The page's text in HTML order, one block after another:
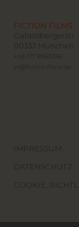
FICTION FILMS
Gabelsbergerstr.
80333 München
+49 177 8563366
jn@fiction-films.de
IMPRESSUM
DATENSCHUTZ